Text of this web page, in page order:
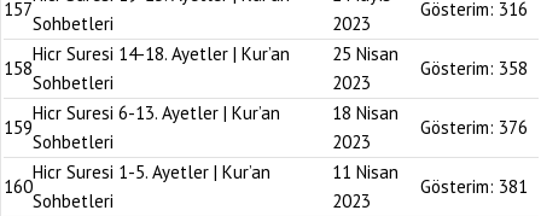
157
Sohbetleri
2023
Gösterim: 316
158
Hicr Suresi 14-18. Ayetler | Kur’an
Sohbetleri
25 Nisan
2023
Gösterim: 358
159
Hicr Suresi 6-13. Ayetler | Kur’an
Sohbetleri
18 Nisan
2023
Gösterim: 376
160
Hicr Suresi 1-5. Ayetler | Kur’an
Sohbetleri
11 Nisan
2023
Gösterim: 381